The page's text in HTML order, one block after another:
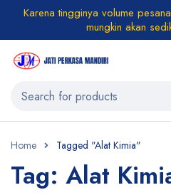
Karena tingginya volume
mungkin akan
Home Tagged "Alat Kimia"
Tag: Alat